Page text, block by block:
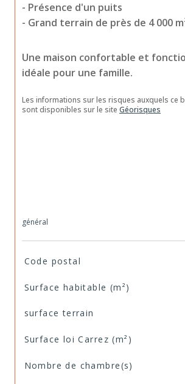
- Présence d'un puits
- Grand terrain de près de 4 000
Une maison confortable et
idéale pour une famille.
Les informations sur les risques auxquels ce
sont disponibles sur le site Géorisques
général
TRAD_SIROCCO_Caracteristique
Code postal
Surface habitable (m²)
surface terrain
Surface loi Carrez (m²)
Nombre de chambre(s)